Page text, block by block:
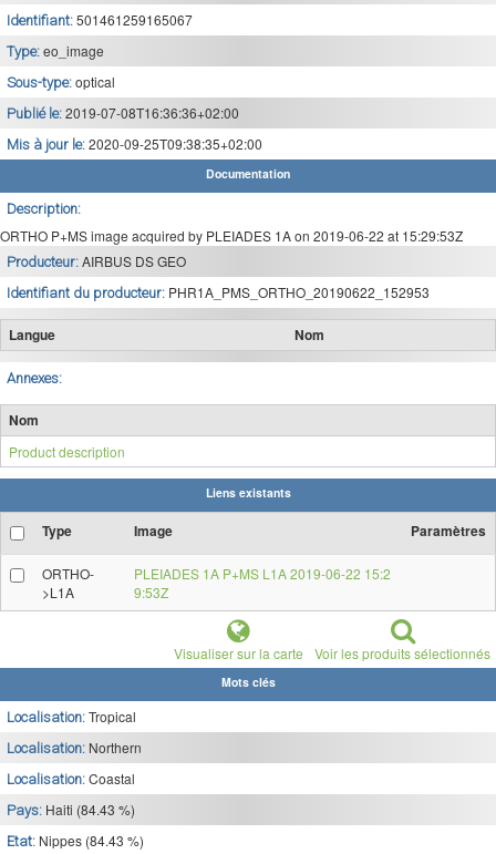
Identifiant: 501461259165067
Type: eo_image
Sous-type: optical
Publié le: 2019-07-08T16:36:36+02:00
Mis à jour le: 2020-09-25T09:38:35+02:00
Documentation
Description:
ORTHO P+MS image acquired by PLEIADES 1A on 2019-06-22 at 15:29:53Z
Producteur: AIRBUS DS GEO
Identifiant du producteur: PHR1A_PMS_ORTHO_20190622_152953
Langue Nom
Annexes:
Nom
Product description
Liens existants
Type Image Paramètres
ORTHO-
>L1A
PLEIADES 1A P+MS L1A 2019-06-22 15:2
9:53Z
Visualiser sur la carte Voir les produits sélectionnés
Mots clés
Localisation: Tropical
Localisation: Northern
Localisation: Coastal
Pays: Haiti (84.43 %)
Etat: Nippes (84.43 %)